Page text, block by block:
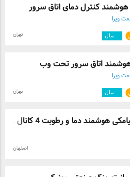
کنترل دمای اتاق سرور
ویرا
سال تهران
اتاق سرور تحت وب
ویرا
سال تهران
هوشمند دما و رطوبت 4 کانال ...
اصفهان